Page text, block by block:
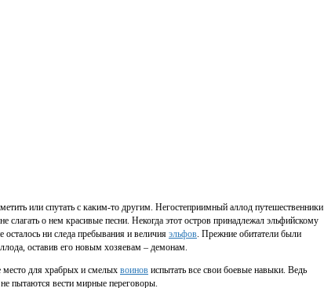
или спутать с каким-то другим. Негостеприимный аллод путешественники
слагать о нем красивые песни. Некогда этот остров принадлежал эльфийскому
осталось ни следа пребывания и величия эльфов. Прежние обитатели были
оставив его новым хозяевам – демонам.
место для храбрых и смелых воинов испытать все свои боевые навыки. Ведь
пытаются вести мирные переговоры.